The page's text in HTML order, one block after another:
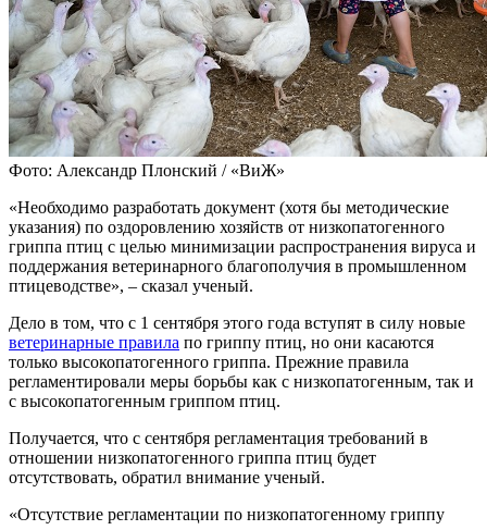
Фото: Александр Плонский / «ВиЖ»
«Необходимо разработать документ (хотя бы методические
указания) по оздоровлению хозяйств от низкопатогенного
гриппа птиц с целью минимизации распространения вируса и
поддержания ветеринарного благополучия в промышленном
птицеводстве», – сказал ученый.
Дело в том, что с 1 сентября этого года вступят в силу новые
ветеринарные правила по гриппу птиц, но они касаются
только высокопатогенного гриппа. Прежние правила
регламентировали меры борьбы как с низкопатогенным, так и
с высокопатогенным гриппом птиц.
Получается, что с сентября регламентация требований в
отношении низкопатогенного гриппа птиц будет
отсутствовать, обратил внимание ученый.
«Отсутствие регламентации по низкопатогенному гриппу